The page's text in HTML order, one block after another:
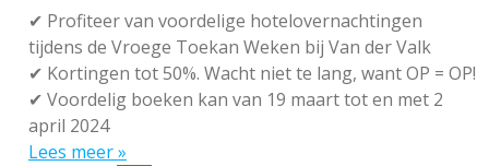
✔ Profiteer van voordelige hotelovernachtingen
tijdens de Vroege Toekan Weken bij Van der Valk
✔ Kortingen tot 50%. Wacht niet te lang, want OP = OP!
✔ Voordelig boeken kan van 19 maart tot en met 2
april 2024
Lees meer »